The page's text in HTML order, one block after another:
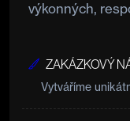
výkonných,
ZAKÁZKOVÝ
Vytváříme